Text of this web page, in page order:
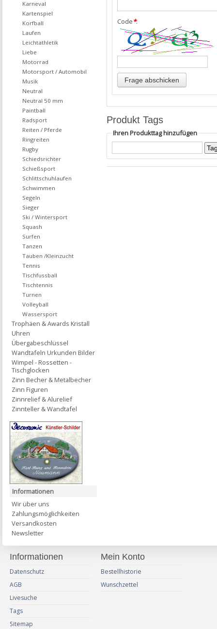
Code*:
Produkt Tags
Ihren Produkttag hinzufügen
Karneval
Kartenspiel
Korfball
Laufen
Leichtathletik
Liebe
Motorrad
Motorsport / Automobil
Musik
Neutral
Neutral 50 mm
Paintball
Radsport
Reiten / Pferde
Ringreiten
Rugby
Schiedsrichter
Schießsport
Schlittschuhlaufen
Schwimmen
Segeln
Sieger
Ski / Wintersport
Squash
Surfen
Tanzen
Tauben /Kleinzucht
Tennis
Tischfussball
Tischtennis
Turnen
Volleyball
Wassersport
Trophäen & Awards Kristall
Uhren
Übergabeschlüssel
Wandtafeln Urkunden Bilder
Wimpel - Rossetten -
Tischglocken
Zinn Becher & Metalbecher
Zinn Figuren
Zinnrelief & Alurelief
Zinnteller & Wandtafel
Informationen
Wir über uns
Zahlungsmöglichkeiten
Versandkosten
Newsletter
Informationen
Datenschutz
AGB
Livesuche
Tags
Sitemap
Mein Konto
Bestellhistorie
Wunschzettel